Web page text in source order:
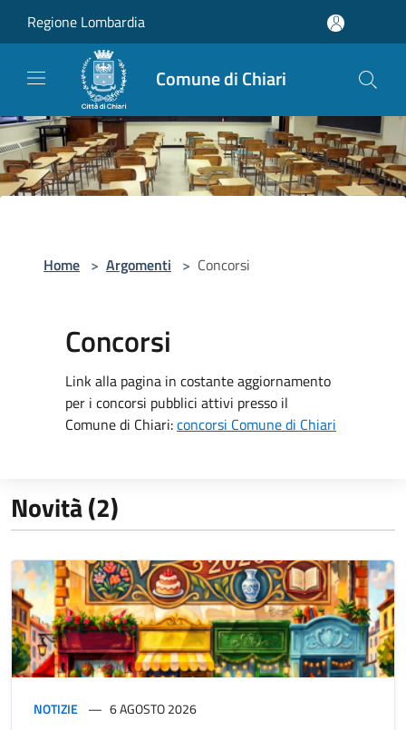
Regione Lombardia
Comune di Chiari
Home > Argomenti > Concorsi
Concorsi
Link alla pagina in costante aggiornamento
per i concorsi pubblici attivi presso il
Comune di Chiari:concorsi Comune di Chiari
Novità (2)
NOTIZIE 6 AGOSTO 2026